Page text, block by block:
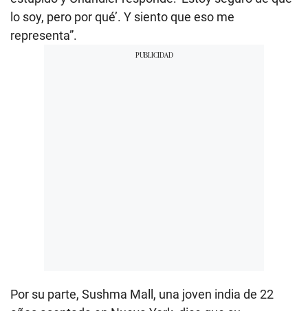
lo soy, pero por qué’. Y siento que eso me
representa”.
Por su parte, Sushma Mall, una joven india de 22